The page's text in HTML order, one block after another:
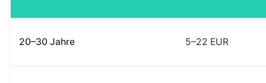
20–30 Jahre 5–22 EUR